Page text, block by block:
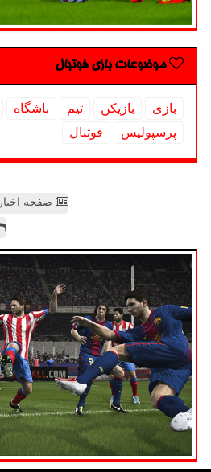
موضوعات بازی فوتبال
بازی بازیكن تیم باشگاه
پرسپولیس
فوتبال
صفحه اخبار